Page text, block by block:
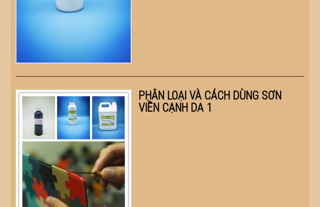
PHÂN LOẠI VÀ CÁCH DÙNG SƠN
VIỀN CẠNH DA 1